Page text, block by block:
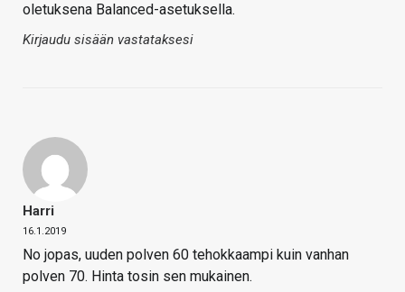
oletuksena Balanced-asetuksella.
Kirjaudu sisään vastataksesi
Harri
16.1.2019
No jopas, uuden polven 60 tehokkaampi kuin vanhan
polven 70. Hinta tosin sen mukainen.